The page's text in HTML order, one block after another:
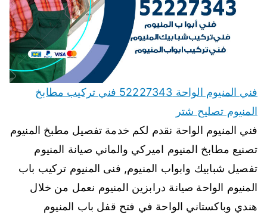
فني المنيوم الواحة 52227343 فني تركيب مطابخ
المنيوم تصليح شتر
فني المنيوم الواحة نقدم لكم خدمة تفصيل مطبخ المنيوم
تصنيع مطابخ المنيوم اميركي والماني صيانة المنيوم
تفصيل شبابيك وابواب المنيوم, فنى المنيوم تركيب باب
المنيوم الواحة صيانة درابزين المنيوم نعمل من خلال
هندي وباكستاني الواحة في فتح قفل باب المنيوم